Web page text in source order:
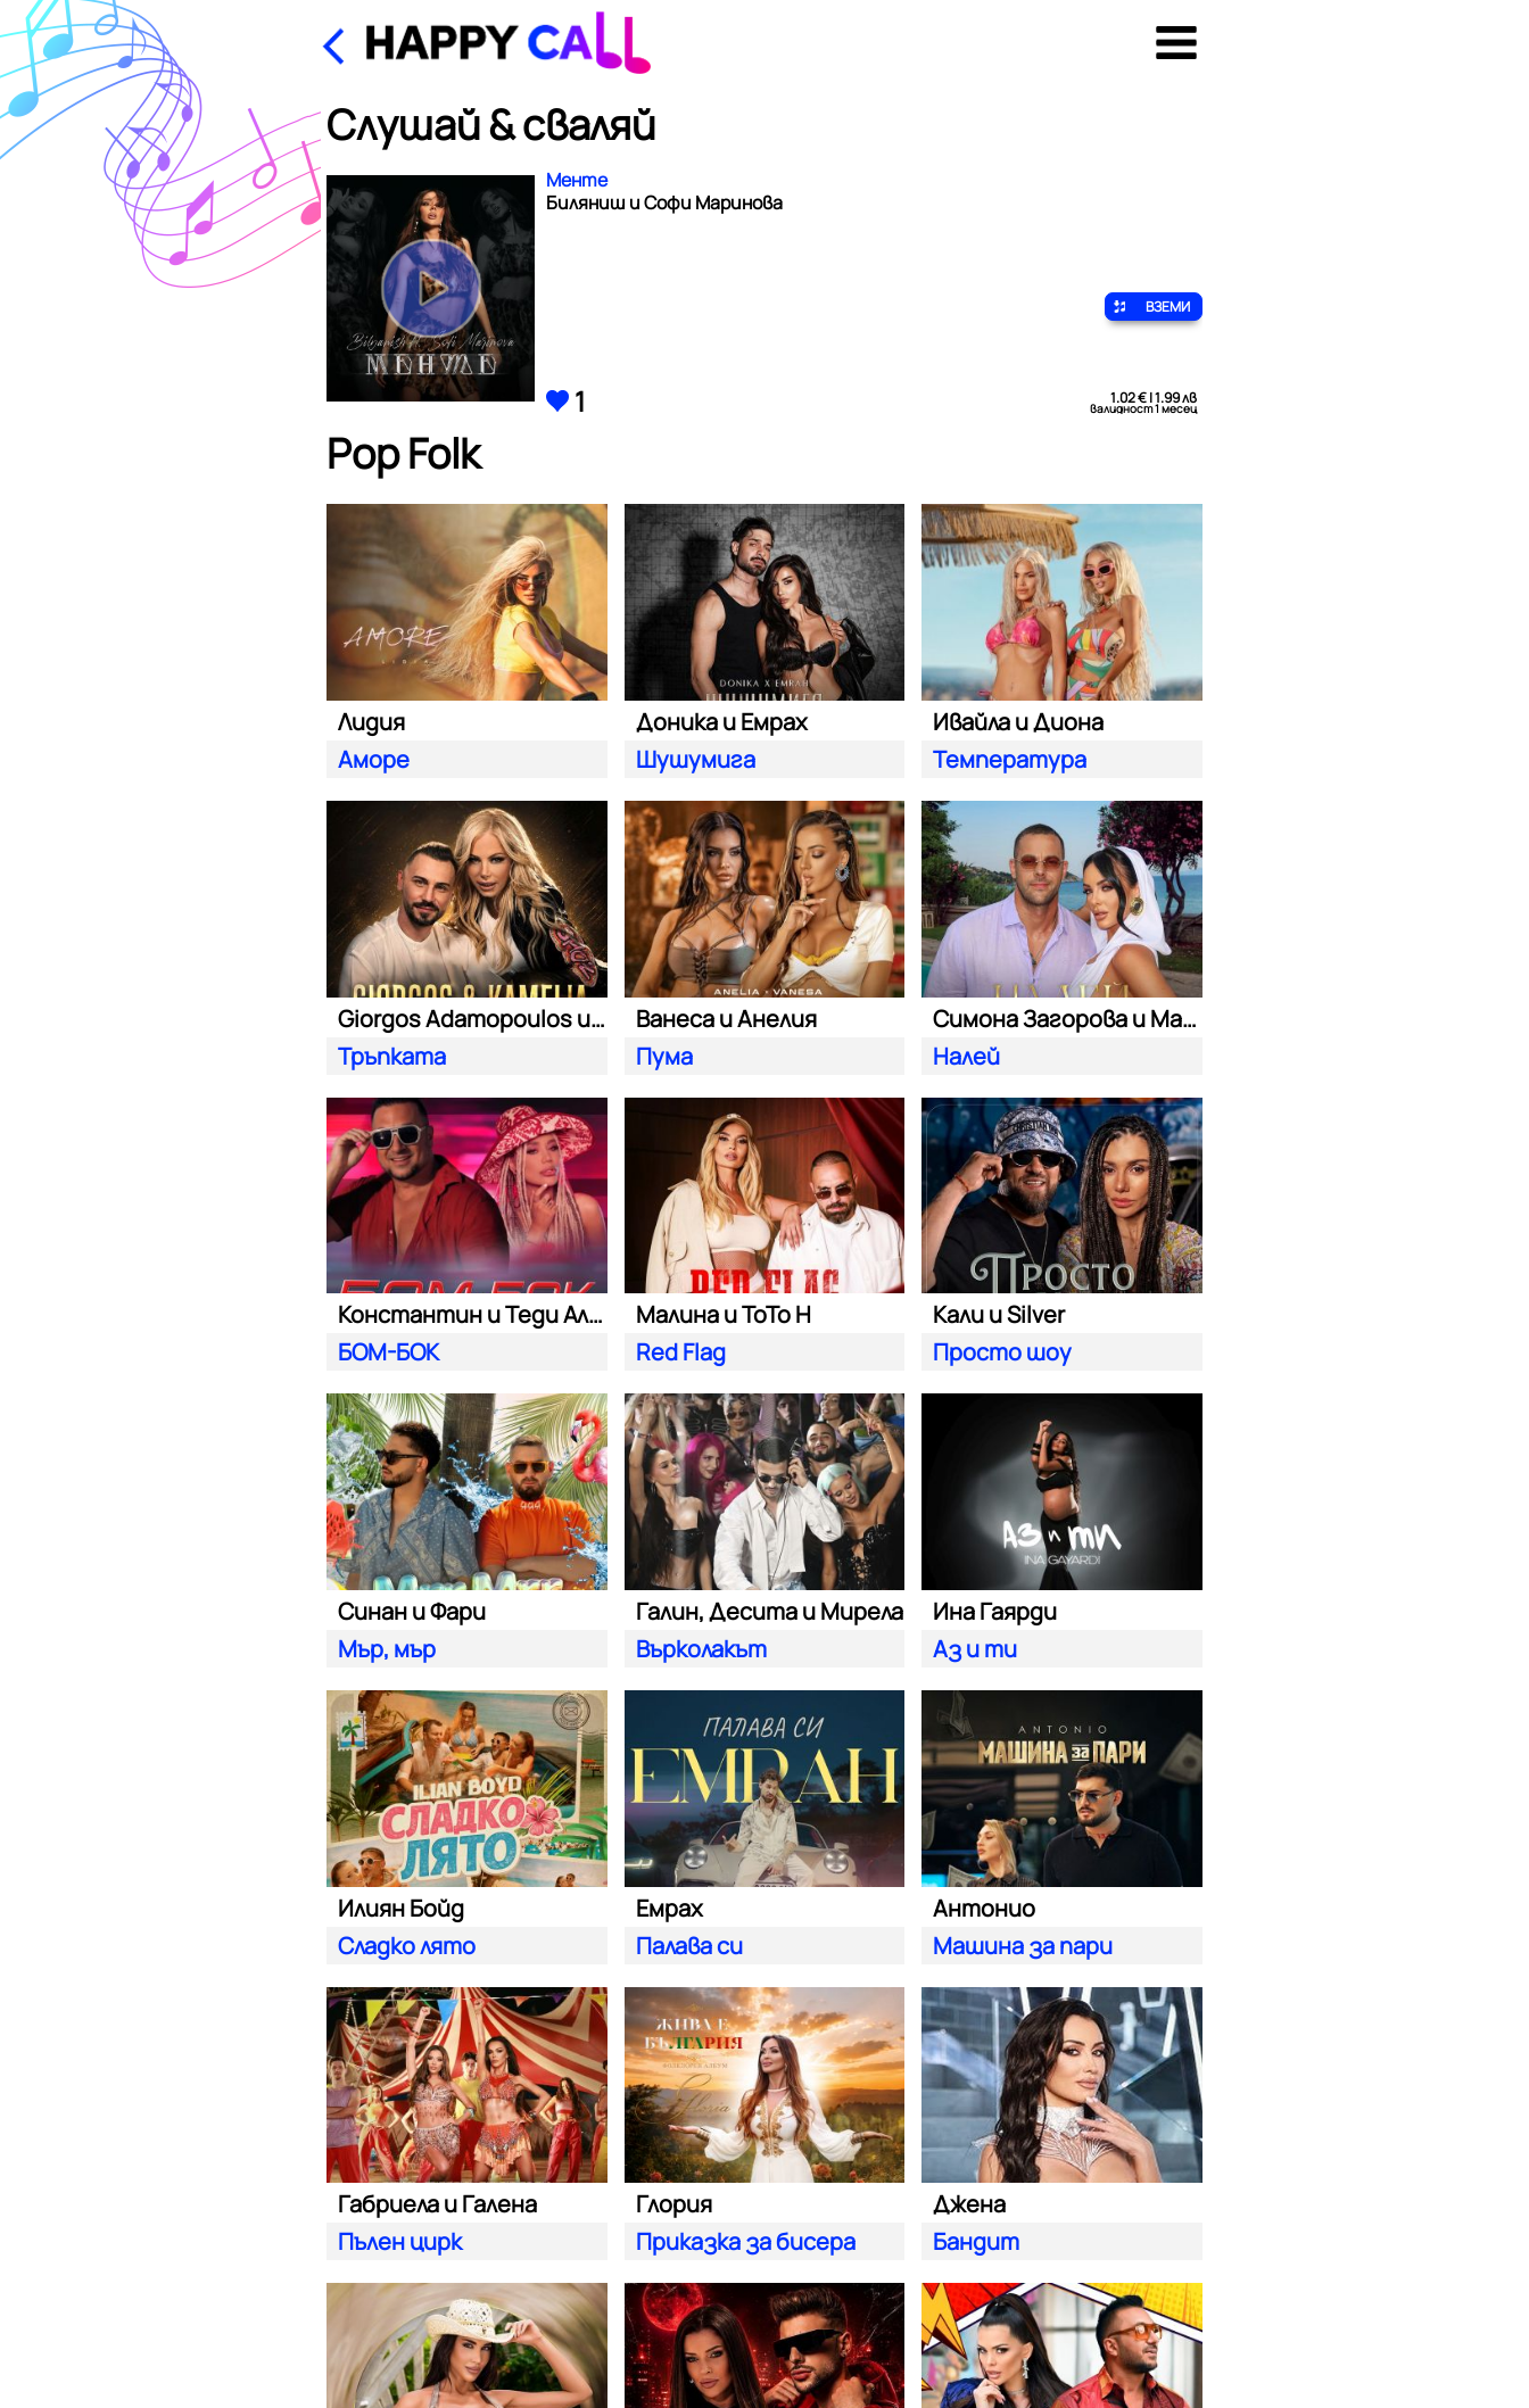
Слушай & сваляй
Менте
Биляниш и Софи Маринова
ВЗЕМИ
1 1.02 € | 1.99 лв
валидност 1 месец
Pop Folk
Лидия
Аморе
Доника и Емрах
Шушумига
Ивайла и Диона
Температура
Giorgos Adamopoulos и Камелия
Тръпката
Ванеса и Анелия
Пума
Симона Загорова и Мартин Светломиров
Налей
Константин и Теди Александровa
БОМ-БОК
Малина и ToTo H
Red Flag
Кали и Silver
Просто шоу
Синан и Фари
Мър, мър
Галин, Десита и Мирела
Върколакът
Ина Гаярди
Аз и ти
Илиян Бойд
Сладко лято
Емрах
Палава си
Антонио
Машина за пари
Габриела и Галена
Пълен цирк
Глория
Приказка за бисера
Джена
Бандит